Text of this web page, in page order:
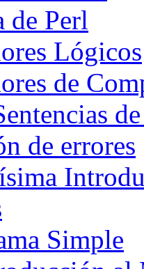
de Perl
Lógicos
de
de errores
Simple